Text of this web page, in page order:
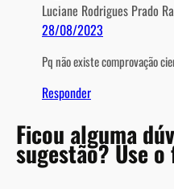
Luciane Rodrigues Prado
28/08/2023
Pq não existe comprovação
Responder
Ficou alguma
sugestão? Use